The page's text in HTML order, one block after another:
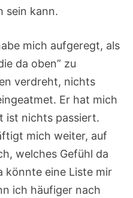
sein kann.
mich aufgeregt, als
da oben” zu
verdreht, nichts
Er hat mich
ist nichts passiert.
mich weiter, auf
welches Gefühl da
könnte eine Liste mir
ich häufiger nach